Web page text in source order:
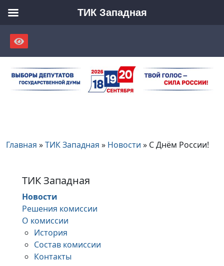
content
Главная »ТИК Западная » Новости » С Днём России!
ТИК Западная
Новости
Решения комиссии
О комиссии
История
Состав комиссии
Контакты
ТИК Западная